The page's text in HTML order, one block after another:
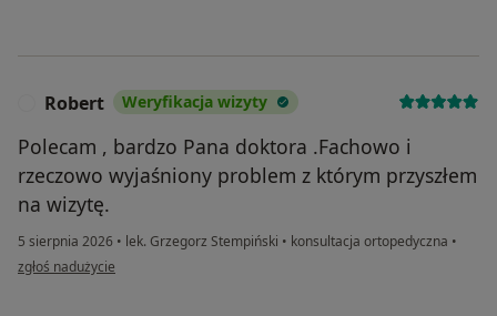
Robert Weryfikacja wizyty
Polecam , bardzo Pana doktora .Fachowo i
rzeczowo wyjaśniony problem z którym przyszłem
na wizytę.
5 sierpnia 2026 • lek. Grzegorz Stempiński • konsultacja ortopedyczna •
w opinii użytkownika Robert
zgłoś nadużycie